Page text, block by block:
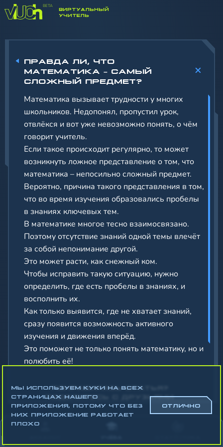
ВИРТУАЛЬНЫЙ
УЧИТЕЛЬ
ПРАВДА ЛИ, ЧТО
МАТЕМАТИКА – САМЫЙ
СЛОЖНЫЙ ПРЕДМЕТ?
Математика вызывает трудности у многих
школьников. Недопонял, пропустил урок,
отвлёкся и вот уже невозможно понять, о чём
говорит учитель.
Если такое происходит регулярно, то может
возникнуть ложное представление о том, что
математика – непосильно сложный предмет.
Вероятно, причина такого представления в том,
что во время изучения образовались пробелы
в знаниях ключевых тем.
В математике многое тесно взаимосвязано.
Поэтому отсутствие знаний одной темы влечёт
за собой непонимание другой.
Это может расти, как снежный ком.
Чтобы исправить такую ситуацию, нужно
определить, где есть пробелы в знаниях, и
восполнить их.
Как только выявится, где не хватает знаний,
сразу появится возможность активного
изучения и движения вперёд.
Это поможет не только понять математику, но и
полюбить её!
ПОНРАВИЛАСЬ СТАТЬЯ?
ПОДЕЛИТЕСЬ С ДРУЗЬЯМИ
ПОДЕЛИТЬСЯ
МЫ ИСПОЛЬЗУЕМ КУКИ НА ВСЕХ
СТРАНИЦАХ НАШЕГО
ПРИЛОЖЕНИЯ, ПОТОМУ ЧТО БЕЗ
НИХ ПРИЛОЖЕНИЕ РАБОТАЕТ
ПЛОХО
ОТЛИЧНО